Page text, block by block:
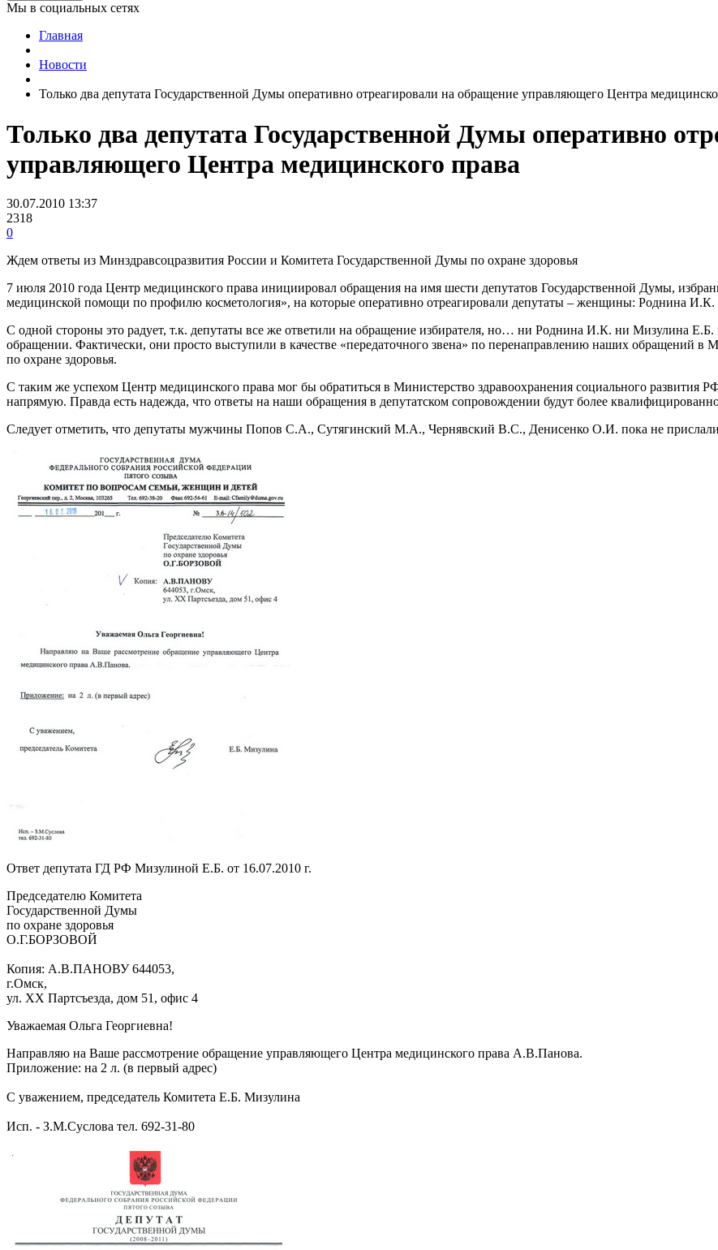
Мы в социальных сетях
Главная
Новости
Только два депутата Государственной Думы оперативно отреагировали на обращение управляющего Центра
Только два депутата Государственной Думы оперативно
управляющего Центра медицинского права
30.07.2010 13:37
2318
0
Ждем ответы из Минздравсоцразвития России и Комитета Государственной Думы по охране здоровья
7 июля 2010 года Центр медицинского права инициировал обращения на имя шести депутатов Государственной Думы,
медицинской помощи по профилю косметология», на которые оперативно отреагировали депутаты – женщины: Роднина
С одной стороны это радует, т.к. депутаты все же ответили на обращение избирателя, но… ни Роднина И.К. ни Мизулина
обращении. Фактически, они просто выступили в качестве «передаточного звена» по перенаправлению наших обращений в
по охране здоровья.
С таким же успехом Центр медицинского права мог бы обратиться в Министерство здравоохранения социального развития
напрямую. Правда есть надежда, что ответы на наши обращения в депутатском сопровождении будут более
Следует отметить, что депутаты мужчины Попов С.А., Сутягинский М.А., Чернявский В.С., Денисенко О.И. пока не
Ответ депутата ГД РФ Мизулиной Е.Б. от 16.07.2010 г.
Председателю Комитета
Государственной Думы
по охране здоровья
О.Г.БОРЗОВОЙ
Копия: А.В.ПАНОВУ 644053,
г.Омск,
ул. XX Партсъезда, дом 51, офис 4
Уважаемая Ольга Георгиевна!
Направляю на Ваше рассмотрение обращение управляющего Центра медицинского права А.В.Панова.
Приложение: на 2 л. (в первый адрес)
С уважением, председатель Комитета Е.Б. Мизулина
Исп. - З.М.Суслова тел. 692-31-80